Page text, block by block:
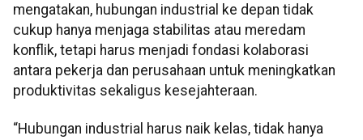
mengatakan, hubungan industrial ke depan tidak
cukup hanya menjaga stabilitas atau meredam
konflik, tetapi harus menjadi fondasi kolaborasi
antara pekerja dan perusahaan untuk meningkatkan
produktivitas sekaligus kesejahteraan.
“Hubungan industrial harus naik kelas, tidak hanya